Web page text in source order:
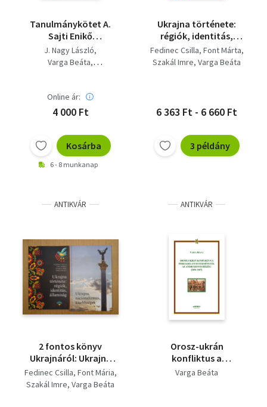
Tanulmánykötet A.
Sajti Enikő
születésnaprjára.
J. Nagy László
Varga Beáta
Online ár:
4 000 Ft
Kosárba
6 - 8 munkanap
Ukrajna története:
régiók, identitás,
államiság
Fedinec Csilla Font Márta
Szakál Imre Varga Beáta
6 363 Ft - 6 660 Ft
3 példány
ANTIKVÁR
2 fontos könyv
Ukrajnáról: Ukrajna
története: régiók,
identitás, államiság,
Fedinec Csilla Font Mária
Szakál Imre Varga Beáta
ANTIKVÁR
Orosz-ukrán
konfliktus a
Perejaszlavi
Varga Beáta